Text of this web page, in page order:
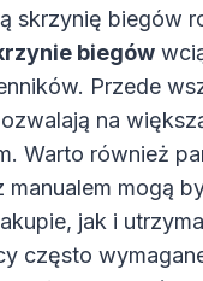
skrzynię biegów
biegów
Przede
na
Warto również
manualem mogą
jak i
często